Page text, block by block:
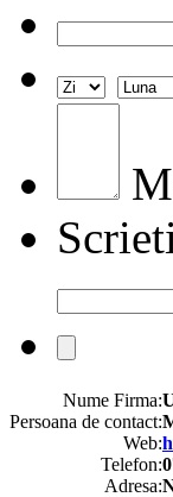
Nume Firma:
Persoana de contact:
Web:
Telefon:
Adresa: